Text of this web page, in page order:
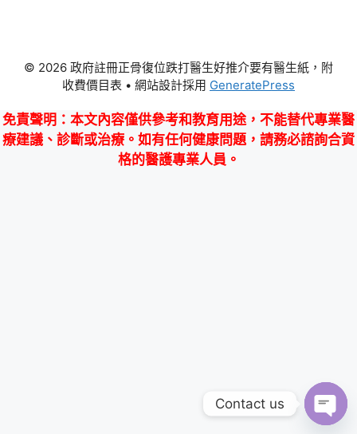
© 2026 政府註冊正骨復位跌打醫生好推介要有醫生紙，附
收費價目表 • 網站設計採用 GeneratePress
免責聲明 ：本文內容僅供參考和教育用途，不能替代專業醫
療建議、診斷或治療。如有任何健康問題，請務必諮詢合資
格的醫護專業人員。
Contact us